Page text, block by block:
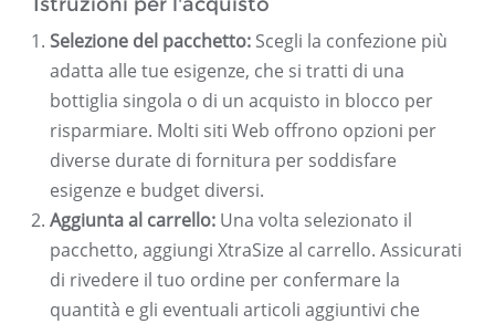
Selezione del pacchetto: Scegli la confezione più
adatta alle tue esigenze, che si tratti di una
bottiglia singola o di un acquisto in blocco per
risparmiare. Molti siti Web offrono opzioni per
diverse durate di fornitura per soddisfare
esigenze e budget diversi.
Aggiunta al carrello: Una volta selezionato il
pacchetto, aggiungi XtraSize al carrello. Assicurati
di rivedere il tuo ordine per confermare la
quantità e gli eventuali articoli aggiuntivi che